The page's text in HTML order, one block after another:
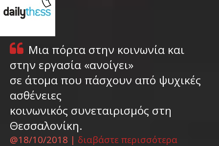
Μια πόρτα στην κοινωνία και
στην εργασία «ανοίγει»
σε άτομα που πάσχουν από ψυχικές
ασθένειες
κοινωνικός συνεταιρισμός στη
Θεσσαλονίκη.
@18/10/2018 | διαβάστε περισσότερα